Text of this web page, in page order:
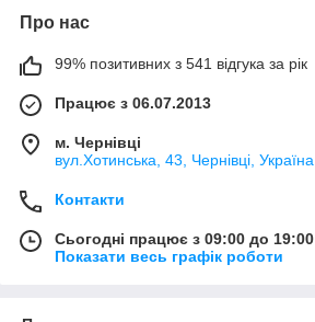
Про нас
99% позитивних з 541 відгука за рік
Працює з 06.07.2013
м. Чернівці
вул.Хотинська, 43, Чернівці, Україна
Контакти
Сьогодні працює з 09:00 до 19:00
Показати весь графік роботи